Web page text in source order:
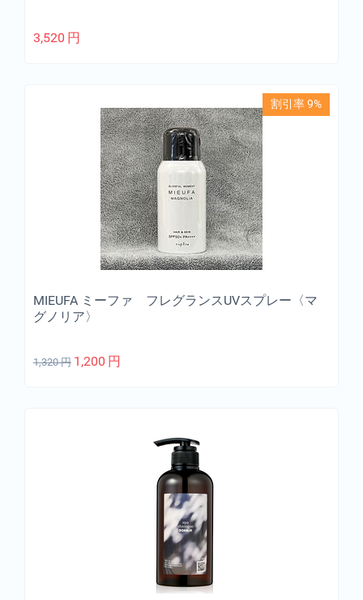
3,520 円
割引率 9%
MIEUFA ミーファ フレグランスUVスプレー〈マ
グノリア〉
1,320 円 1,200 円